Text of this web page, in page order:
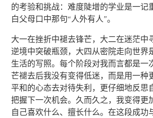
的考验和挑战：难度陡增的学业是一记
白父母口中那句“人外有人”。
大一在挫折中褪去锋芒，大二在迷茫中
逆境中突破瓶颈，大四从密院走向世界
生活的写照。每个阶段对我而言都是一
芒褪去后我没有变得低迷，而是用一种
平和的心态去对待失利，更仔细地反思
把握下一次机会。久而久之，我变得更
自己喜欢什么、擅长什么。在这段成功